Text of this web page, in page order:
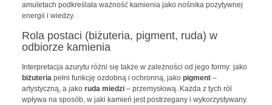
amuletach podkreślała ważność kamienia jako nośnika pozytywnej
energii i wiedzy.
Rola postaci (biżuteria, pigment, ruda) w
odbiorze kamienia
Interpretacja azurytu różni się także w zależności od jego formy: jako
biżuteriapełni funkcję ozdobną i ochronną, jako pigment–
artystyczną, a jako ruda miedzi– przemysłową. Każda z tych ról
wpływa na sposób, w jaki kamień jest postrzegany i wykorzystywany.